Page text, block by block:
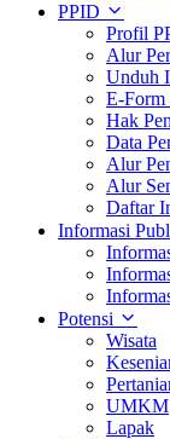
PPID
Profil
Alur
Unduh
E-Form
Hak
Data
Alur
Alur
Daftar
Informasi
Potensi
Wisata
UMKM
Lapak